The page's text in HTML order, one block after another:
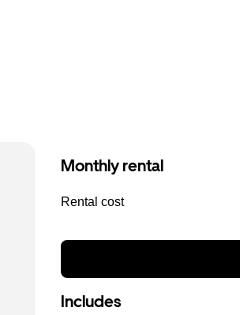
Monthly rental
Rental cost
Includes